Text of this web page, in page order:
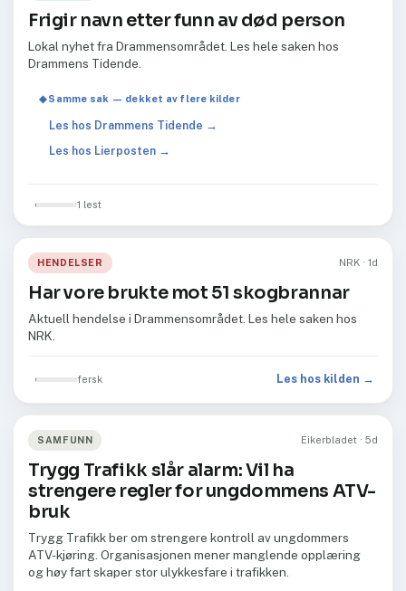
Frigir navn etter funn av død person
Lokal nyhet fra Drammensområdet. Les hele saken hos
Drammens Tidende.
◆ Samme sak — dekket av flere kilder
Les hos Drammens Tidende →
Les hos Lierposten →
1 lest
HENDELSER NRK · 1d
Har vore brukte mot 51 skogbrannar
Aktuell hendelse i Drammensområdet. Les hele saken hos
NRK.
fersk Les hos kilden →
SAMFUNN Eikerbladet · 5d
Trygg Trafikk slår alarm: Vil ha
strengere regler for ungdommens ATV-
bruk
Trygg Trafikk ber om strengere kontroll av ungdommers
ATV-kjøring. Organisasjonen mener manglende opplæring
og høy fart skaper stor ulykkesfare i trafikken.